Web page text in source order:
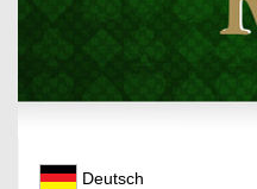
Deutsch